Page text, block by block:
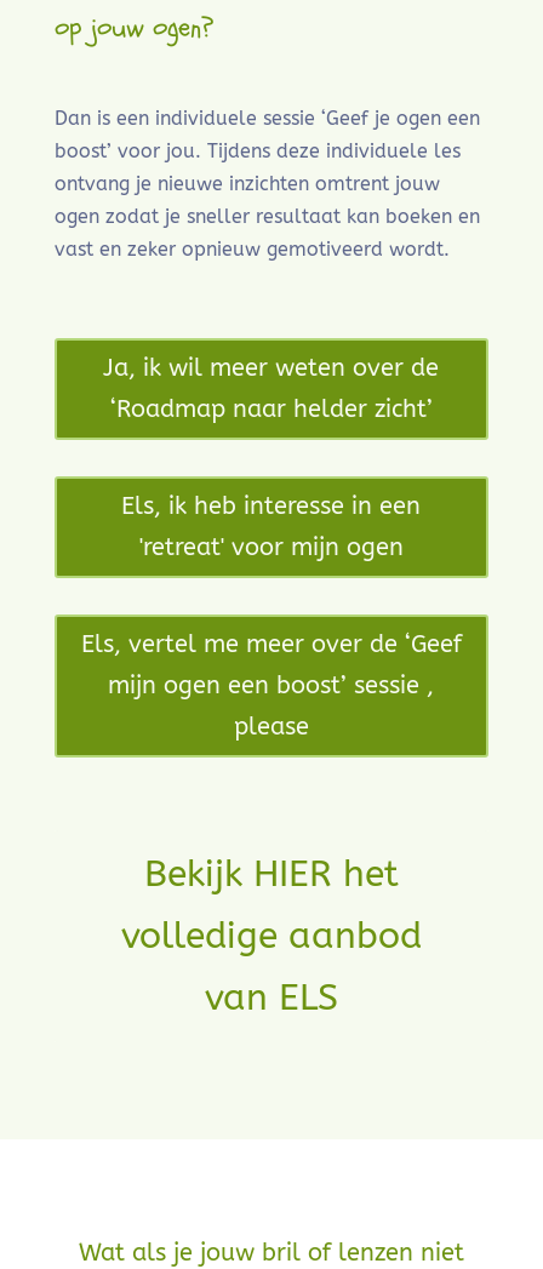
op jouw ogen?
Dan is een individuele sessie ‘Geef je ogen een
boost’ voor jou. Tijdens deze individuele les
ontvang je nieuwe inzichten omtrent jouw
ogen zodat je sneller resultaat kan boeken en
vast en zeker opnieuw gemotiveerd wordt.
Ja, ik wil meer weten over de
‘Roadmap naar helder zicht’
Els, ik heb interesse in een
'retreat' voor mijn ogen
Els, vertel me meer over de ‘Geef
mijn ogen een boost’ sessie ,
please
Bekijk HIER het
volledige aanbod
van ELS
Wat als je jouw bril of lenzen niet